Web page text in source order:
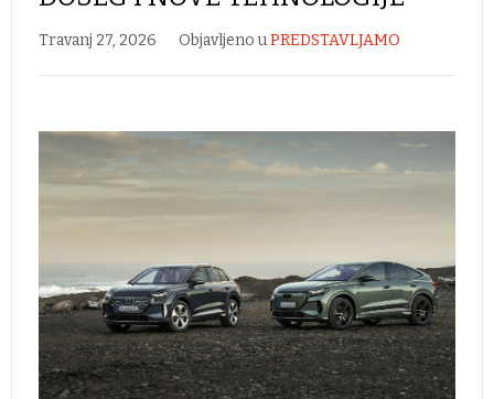
Travanj 27, 2026 Objavljeno uPREDSTAVLJAMO